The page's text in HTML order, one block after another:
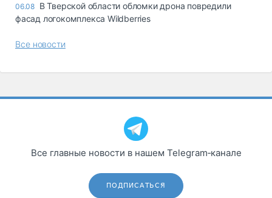
06.08 В Тверской области обломки дрона повредили
фасад логокомплекса Wildberries
Все новости
Все главные новости в нашем Telegram‑канале
ПОДПИСАТЬСЯ